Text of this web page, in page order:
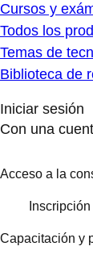
Cursos y
Todos los
Temas de
Biblioteca de
Iniciar sesión
Con una
Acceso a la
Capacitación y